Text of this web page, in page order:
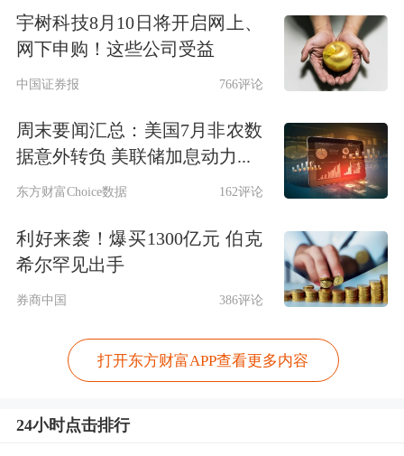
相应的保证金，而保证金会跟随标的的
变化而发生变动。如果市场发生较
况，没有按时补足保证金就会被强行平
仓 ，导致价格风险管理受到巨大影响。
需要时刻关注 持仓
的保证金变化情况，
管理起来较为复杂。而股指期权的交易
的，期权的买方只需要支付权利金而不
利金并且需要支付保证金来作为履约的
宇树科技8月10日将开启网上、
网下申购！这些公司受益
中国证券报 766评论
周末要闻汇总：美国7月非农数
据意外转负 美联储加息动力...
东方财富Choice数据 162评论
利好来袭！爆买1300亿元 伯克
希尔罕见出手
券商中国 386评论
打开东方财富APP查看更多内容
24小时点击排行